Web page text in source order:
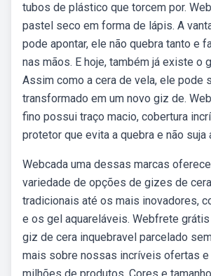
tubos de plástico que torcem por.
pastel seco em forma de lápis. A
pode apontar, ele não quebra tanto e
nas mãos. E hoje, também já existe o
Assim como a cera de vela, ele pode
transformado em um novo giz de.
fino possui traço macio, cobertura
protetor que evita a quebra e não suja
Webcada uma dessas marcas
variedade de opções de gizes de
tradicionais até os mais inovadores,
e os gel aquareláveis. Webfrete
giz de cera inquebravel parcelado
mais sobre nossas incríveis ofertas